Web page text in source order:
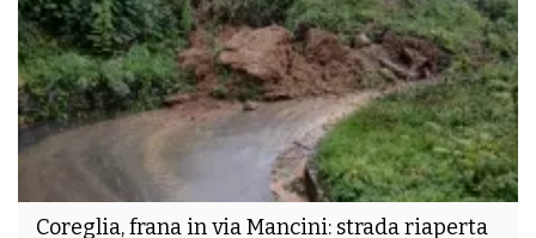
Coreglia, frana in via Mancini: strada riaperta